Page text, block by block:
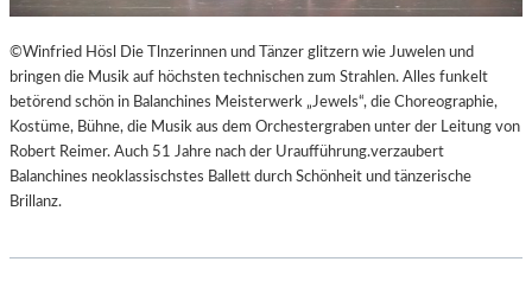
©Winfried Hösl Die Tlnzerinnen und Tänzer glitzern wie Juwelen und
bringen die Musik auf höchsten technischen zum Strahlen. Alles funkelt
betörend schön in Balanchines Meisterwerk „Jewels“, die Choreographie,
Kostüme, Bühne, die Musik aus dem Orchestergraben unter der Leitung von
Robert Reimer. Auch 51 Jahre nach der Uraufführung.verzaubert
Balanchines neoklassischstes Ballett durch Schönheit und tänzerische
Brillanz.